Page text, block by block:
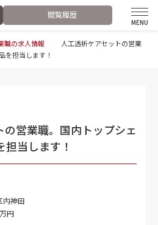
閲覧履歴
職の求人情報
人工透析ケアセットの営業
を担当します！
の営業職。国内トップシェ
当します！
内神田
円